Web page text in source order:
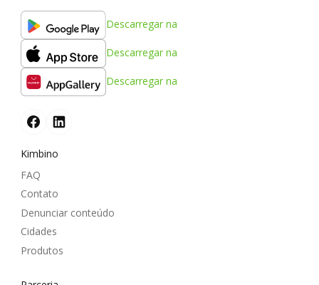
Descarregar na
Descarregar na
Descarregar na
Kimbino
FAQ
Contato
Denunciar conteúdo
Cidades
Produtos